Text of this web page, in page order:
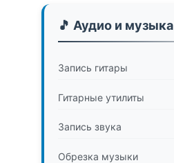
🎵 Аудио и музыка
Запись гитары
Гитарные утилиты
Запись звука
Обрезка музыки